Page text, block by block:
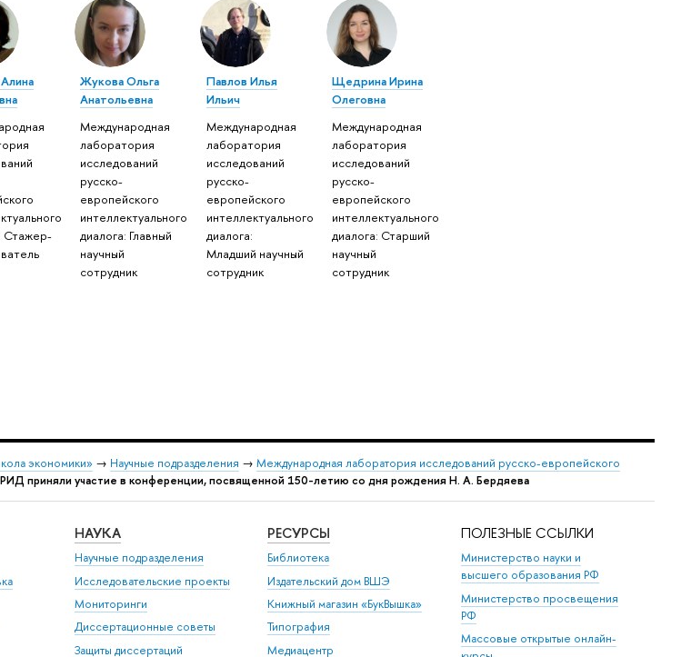
Стажер-
Жукова Ольга
Анатольевна
Международная
лаборатория
исследований
русско-
европейского
интеллектуального
диалога: Главный
научный
сотрудник
Павлов Илья
Ильич
Международная
лаборатория
исследований
русско-
европейского
интеллектуального
диалога:
Младший научный
сотрудник
Щедрина Ирина
Олеговна
Международная
лаборатория
исследований
русско-
европейского
интеллектуального
диалога: Старший
научный
сотрудник
экономики» → Научные подразделения → Международная лаборатория исследований русско-европейского
приняли участие в конференции, посвященной 150-летию со дня рождения Н. А. Бердяева
НАУКА
Научные подразделения
Исследовательские проекты
Мониторинги
Диссертационные советы
Защиты диссертаций
РЕСУРСЫ
Библиотека
Издательский дом ВШЭ
Книжный магазин «БукВышка»
Типография
Медиацентр
ПОЛЕЗНЫЕ ССЫЛКИ
Министерство науки и
высшего образования РФ
Министерство просвещения
РФ
Массовые открытые онлайн-